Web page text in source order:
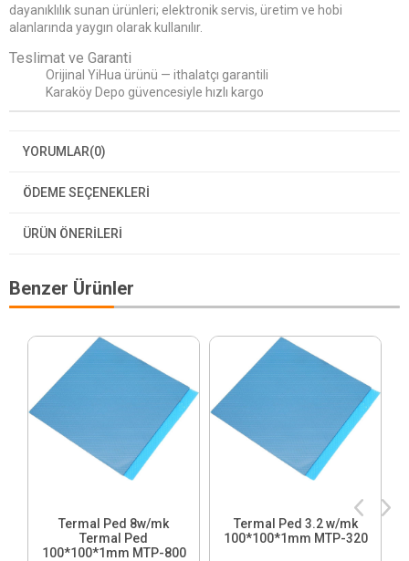
dayanıklılık sunan ürünleri; elektronik servis, üretim ve hobi
alanlarında yaygın olarak kullanılır.
Teslimat ve Garanti
Orijinal YiHua ürünü — ithalatçı garantili
Karaköy Depo güvencesiyle hızlı kargo
YORUMLAR(0)
ÖDEME SEÇENEKLERI
ÜRÜN ÖNERILERI
Benzer Ürünler
Termal Ped 8w/mk
Termal Ped
100*100*1mm MTP-800
Termal Ped 3.2 w/mk
100*100*1mm MTP-320